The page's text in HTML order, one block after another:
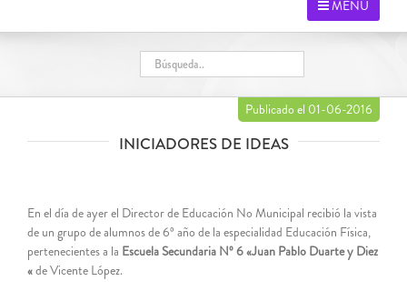
MENÚ
Publicado el 01-06-2016
INICIADORES DE IDEAS
En el día de ayer el Director de Educación No Municipal recibió la vista
de un grupo de alumnos de 6º año de la especialidad Educación Física,
pertenecientes a la Escuela Secundaria Nº 6 «Juan Pablo Duarte y Diez
«de Vicente López.